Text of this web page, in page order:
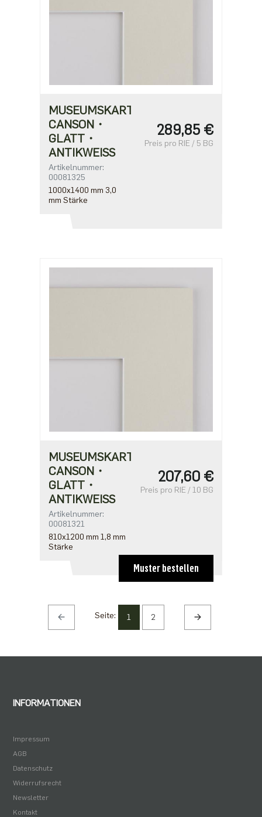
MUSEUMSKARTON
CANSON・
GLATT・
ANTIKWEISS
Artikelnummer:
00081325
1000x1400 mm 3,0
mm Stärke
289,85 €
Preis pro RIE / 5 BG
MUSEUMSKARTON
CANSON・
GLATT・
ANTIKWEISS
Artikelnummer:
00081321
810x1200 mm 1,8 mm
Stärke
207,60 €
Preis pro RIE / 10 BG
Muster bestellen
Seite: 1 2
INFORMATIONEN
Impressum
AGB
Datenschutz
Widerrufsrecht
Newsletter
Kontakt